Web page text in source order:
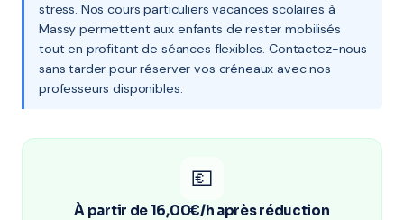
stress. Nos cours particuliers vacances scolaires à
Massy permettent aux enfants de rester mobilisés
tout en profitant de séances flexibles. Contactez-nous
sans tarder pour réserver vos créneaux avec nos
professeurs disponibles.
💶
À partir de 16,00€/h après réduction